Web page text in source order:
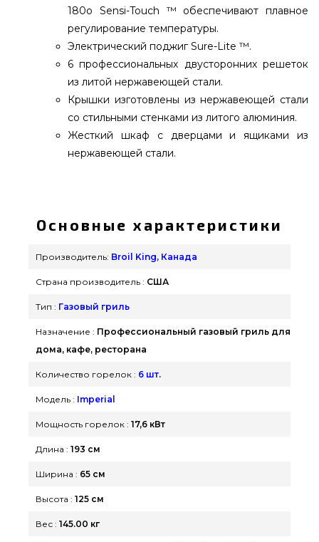
180о Sensi-Touch ™ обеспечивают плавное
регулирование температуры.
Электрический поджиг Sure-Lite ™.
6 профессиональных двусторонних решеток
из литой нержавеющей стали.
Крышки изготовлены из нержавеющей стали
со стильными стенками из литого алюминия.
Жесткий шкаф с дверцами и ящиками из
нержавеющей стали.
King, Канада по актуальной цене всего 255 900
грн. в интернет магазине брендовых грилей
grillpoint.com.ua Смотрите и покупайте также
прямо сейчас нашим специалистам по номеру
(098) 333-26-55 и мы поможем найти клиентам в
Основные характеристики
Производитель: Broil King, Канада
Страна производитель : США
Тип : Газовый гриль
Назначение : Профессиональный газовый гриль для
дома, кафе, ресторана
Количество горелок : 6 шт.
Модель : Imperial
Мощность горелок : 17,6 кВт
Длина : 193 см
Ширина : 65 см
Высота : 125 см
Вес : 145.00 кг